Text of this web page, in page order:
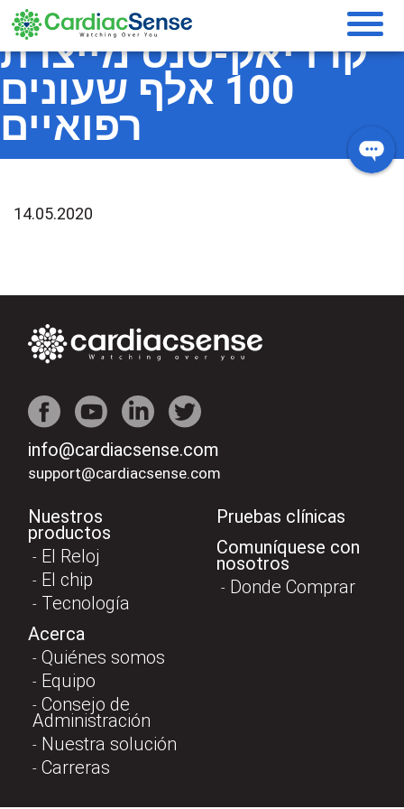
בלעדי ל-Techtime:
קרדיאק-סנס מייצרת
100 אלף שעונים
רפואיים
14.05.2020
info@cardiacsense.com
support@cardiacsense.com
Nuestros
productos
El Reloj
El chip
Tecnología
Acerca
Quiénes somos
Equipo
Consejo de
Administración
Nuestra solución
Carreras
Pruebas clínicas
Comuníquese con
nosotros
Donde Comprar